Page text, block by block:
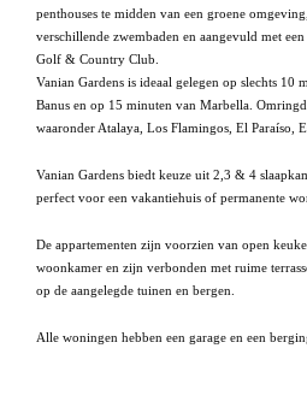
penthouses te midden van een groene
verschillende zwembaden en aangevuld met
Golf & Country Club.
Vanian Gardens is ideaal gelegen op slechts 10
Banus en op 15 minuten van Marbella.
waaronder Atalaya, Los Flamingos, El Paraíso,
Vanian Gardens biedt keuze uit 2,3 & 4
perfect voor een vakantiehuis of permanente
De appartementen zijn voorzien van open
woonkamer en zijn verbonden met ruime
op de aangelegde tuinen en bergen.
Alle woningen hebben een garage en een